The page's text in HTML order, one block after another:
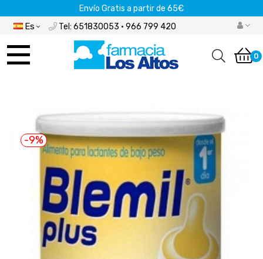
Envío Gratis a partir de 65€
Es Tel: 651830053 · 966 799 420
Navegación 0
-9%